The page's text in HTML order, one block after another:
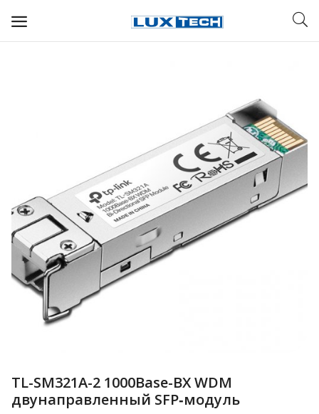
ДЛЯ ОПЕРАТОРОВ СВЯЗИ
Прочее
Избранное
Контакты
Войти
Регистрация
TL-SM321A-2 1000Base-BX WDM
двунаправленный SFP‑модуль